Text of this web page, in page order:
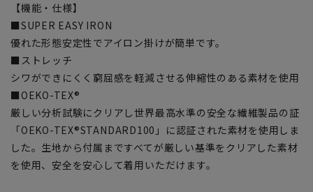
【機能・仕様】
■SUPER EASY IRON
優れた形態安定性でアイロン掛けが簡単です。
■ストレッチ
シワができにくく窮屈感を軽減させる伸縮性のある素材を使用
■OEKO-TEX®
厳しい分析試験にクリアし世界最高水準の安全な繊維製品の証
「OEKO-TEX®STANDARD100」に認証された素材を使用しま
した。生地から付属まですべてが厳しい基準をクリアした素材
を使用、安全を安心して着用いただけます。